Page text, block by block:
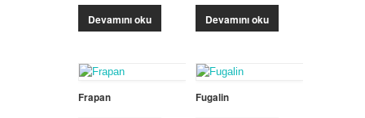
Devamını oku Devamını oku
Frapan Fugalin